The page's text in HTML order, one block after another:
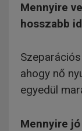
Mennyire
hosszabb
ahogy nő
egyedül
Mennyire